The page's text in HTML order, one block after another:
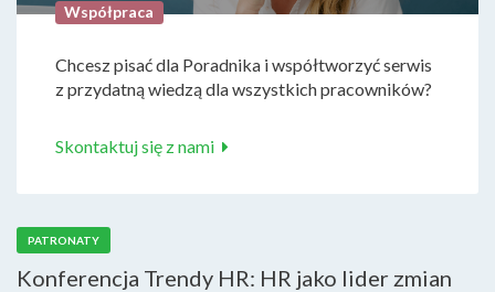
Współpraca
Chcesz pisać dla Poradnika i współtworzyć serwis
z przydatną wiedzą dla wszystkich pracowników?
Skontaktuj się z nami
PATRONATY
Konferencja Trendy HR: HR jako lider zmian